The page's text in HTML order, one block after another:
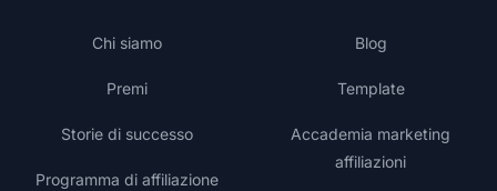
Chi siamo
Premi
Storie di successo
Programma di affiliazione
Blog
Template
Accademia marketing
affiliazioni